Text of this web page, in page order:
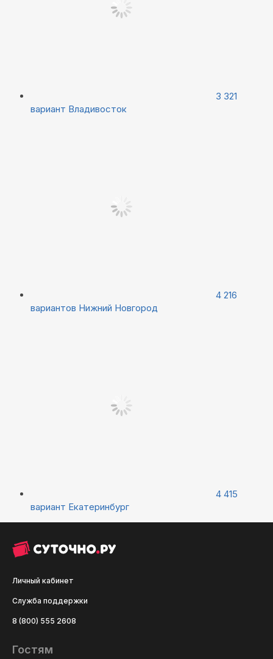
3 321
вариант Владивосток
4 216
вариантов Нижний Новгород
4 415
вариант Екатеринбург
Личный кабинет
Служба поддержки
8 (800) 555 2608
Гостям